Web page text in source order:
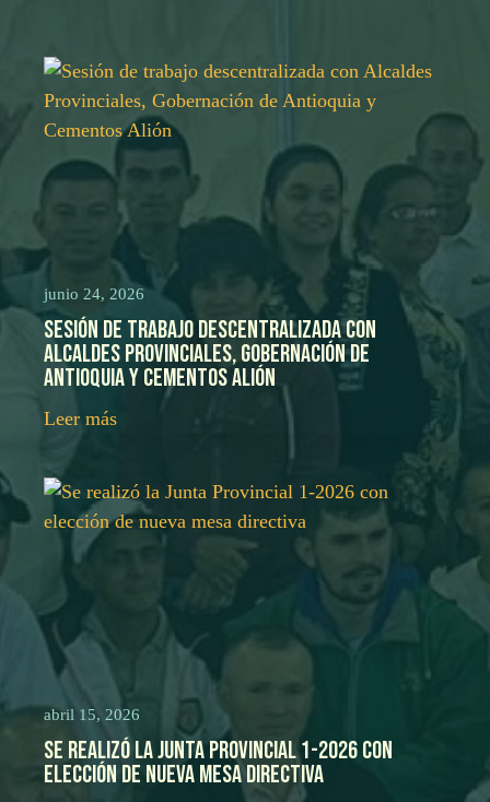
Sesión de trabajo descentralizada con
Alcaldes Provinciales, Gobernación de
Antioquia y Cementos Alión
junio 24, 2026
Leer más
Se realizó la Junta Provincial 1-2026 con
elección de nueva mesa directiva
abril 15, 2026